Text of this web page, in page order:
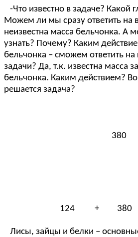
-Что известно в задаче? Какой
Можем ли мы сразу ответить на
неизвестна масса бельчонка. А
узнать? Почему? Каким
бельчонка – сможем ответить
задачи? Да, т.к. известна масса
бельчонка. Каким действием?
решается задача?
380 -
124 + 380
Лисы, зайцы и белки –